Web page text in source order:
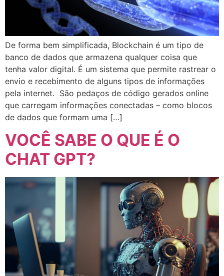
De forma bem simplificada, Blockchain é um tipo de
banco de dados que armazena qualquer coisa que
tenha valor digital. É um sistema que permite rastrear o
envio e recebimento de alguns tipos de informações
pela internet. São pedaços de código gerados online
que carregam informações conectadas – como blocos
de dados que formam uma […]
VOCÊ SABE O QUE É O
CHAT GPT?